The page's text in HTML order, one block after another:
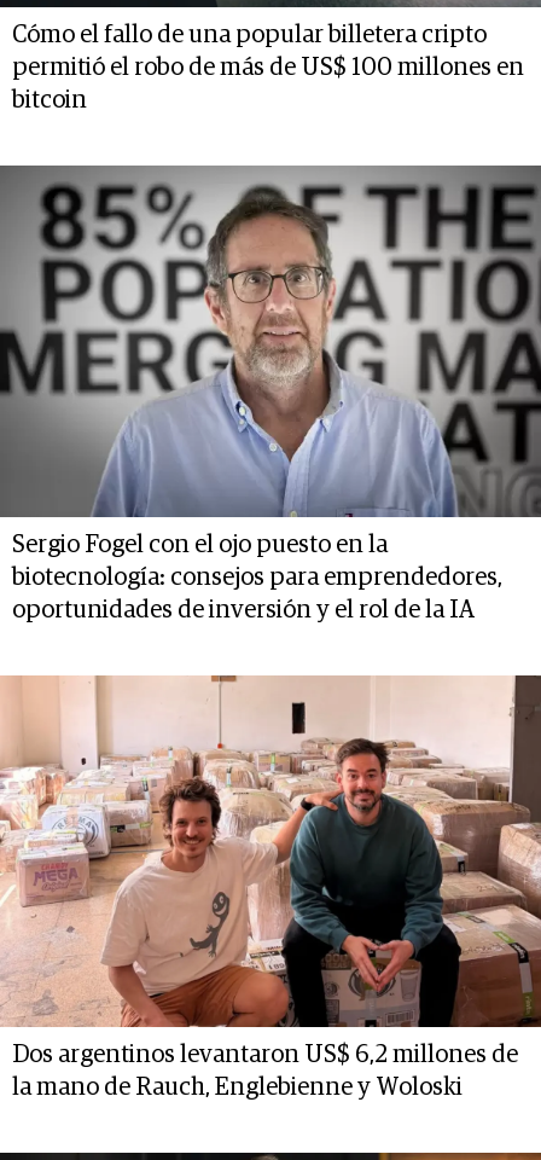
Cómo el fallo de una popular billetera cripto
permitió el robo de más de US$ 100 millones en
bitcoin
Sergio Fogel con el ojo puesto en la
biotecnología: consejos para emprendedores,
oportunidades de inversión y el rol de la IA
Dos argentinos levantaron US$ 6,2 millones de
la mano de Rauch, Englebienne y Woloski